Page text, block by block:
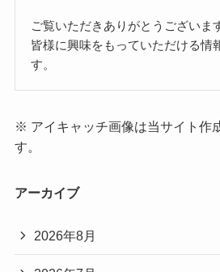
ご覧いただきありがとうございま
皆様に興味をもっていただける情
す。
※ アイキャッチ画像は当サイト作
す。
アーカイブ
2026年8月